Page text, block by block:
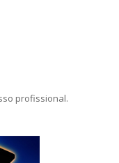
profissional.